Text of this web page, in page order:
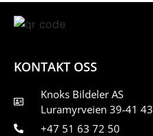
KONTAKT OSS
Knoks Bildeler AS
Luramyrveien 39-41
+47 51 63 72 50